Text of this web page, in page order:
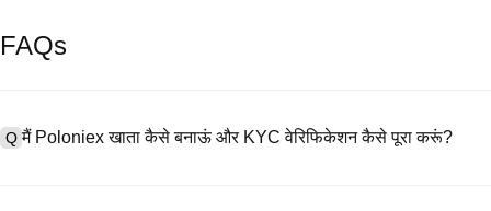
FAQs
Q मैं Poloniex खाता कैसे बनाऊं और KYC वेरिफिकेशन कैसे पूरा करूं?